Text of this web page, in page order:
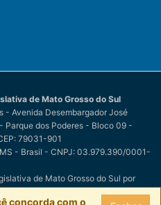
de Mato Grosso do Sul
- Avenida Desembargador José
Parque dos Poderes - Bloco 09 -
79031-901
- Brasil - CNPJ: 03.979.390/0001-
de Mato Grosso do Sul por
concorda com o